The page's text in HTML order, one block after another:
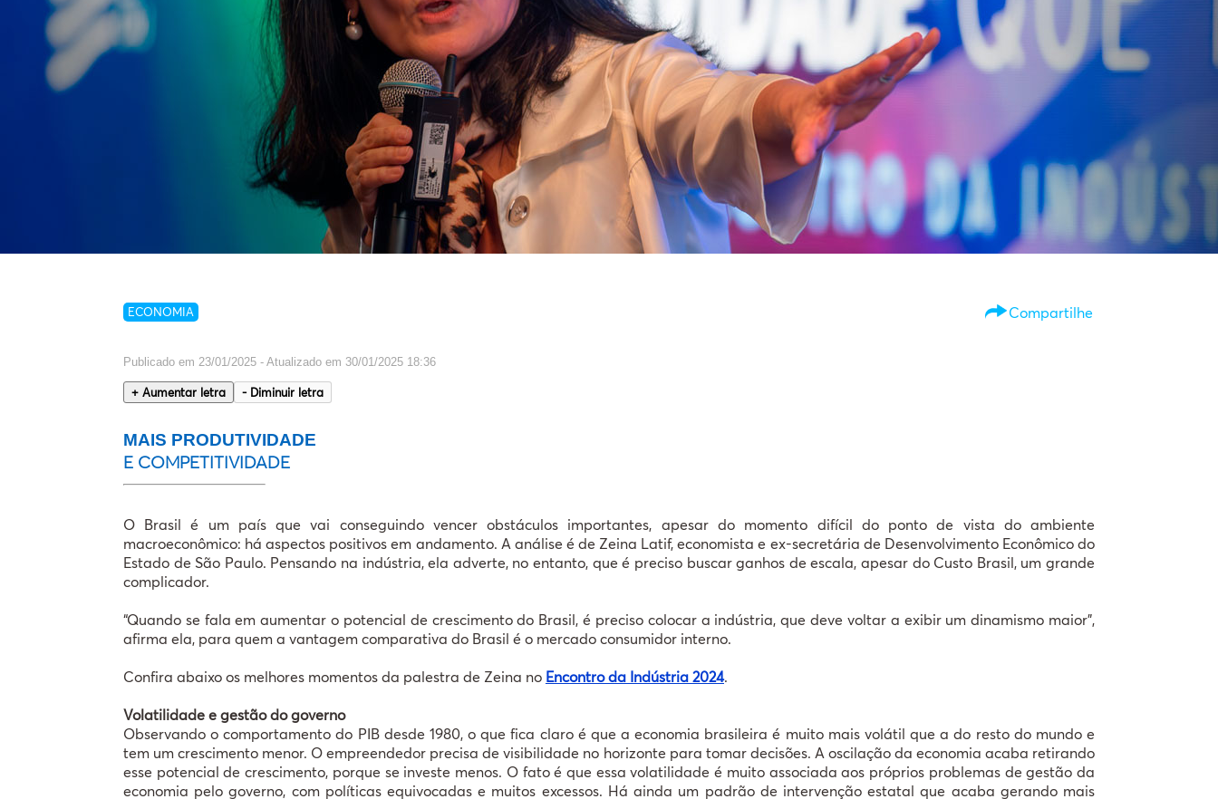
ECONOMIA Compartilhe
Publicado em 23/01/2025 - Atualizado em 30/01/2025 18:36
+ Aumentar letra - Diminuir letra
MAIS PRODUTIVIDADE
E COMPETITIVIDADE
O Brasil é um país que vai conseguindo vencer obstáculos importantes, apesar do momento difícil do ponto de vista do ambiente
macroeconômico: há aspectos positivos em andamento. A análise é de Zeina Latif, economista e ex-secretária de Desenvolvimento Econômico do
Estado de São Paulo. Pensando na indústria, ela adverte, no entanto, que é preciso buscar ganhos de escala, apesar do Custo Brasil, um grande
complicador.
“Quando se fala em aumentar o potencial de crescimento do Brasil, é preciso colocar a indústria, que deve voltar a exibir um dinamismo maior”,
afirma ela, para quem a vantagem comparativa do Brasil é o mercado consumidor interno.
Confira abaixo os melhores momentos da palestra de Zeina no Encontro da Indústria 2024.
Volatilidade e gestão do governo
Observando o comportamento do PIB desde 1980, o que fica claro é que a economia brasileira é muito mais volátil que a do resto do mundo e
tem um crescimento menor. O empreendedor precisa de visibilidade no horizonte para tomar decisões. A oscilação da economia acaba retirando
esse potencial de crescimento, porque se investe menos. O fato é que essa volatilidade é muito associada aos próprios problemas de gestão da
economia pelo governo, com políticas equivocadas e muitos excessos. Há ainda um padrão de intervenção estatal que acaba gerando mais